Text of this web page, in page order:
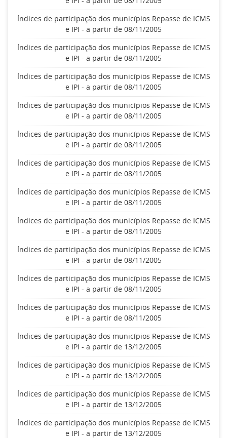
Índices de participação dos municípios Repasse de ICMS
e IPI - a partir de 08/11/2005
Índices de participação dos municípios Repasse de ICMS
e IPI - a partir de 08/11/2005
Índices de participação dos municípios Repasse de ICMS
e IPI - a partir de 08/11/2005
Índices de participação dos municípios Repasse de ICMS
e IPI - a partir de 08/11/2005
Índices de participação dos municípios Repasse de ICMS
e IPI - a partir de 08/11/2005
Índices de participação dos municípios Repasse de ICMS
e IPI - a partir de 08/11/2005
Índices de participação dos municípios Repasse de ICMS
e IPI - a partir de 08/11/2005
Índices de participação dos municípios Repasse de ICMS
e IPI - a partir de 08/11/2005
Índices de participação dos municípios Repasse de ICMS
e IPI - a partir de 08/11/2005
Índices de participação dos municípios Repasse de ICMS
e IPI - a partir de 08/11/2005
Índices de participação dos municípios Repasse de ICMS
e IPI - a partir de 08/11/2005
Índices de participação dos municípios Repasse de ICMS
e IPI - a partir de 13/12/2005
Índices de participação dos municípios Repasse de ICMS
e IPI - a partir de 13/12/2005
Índices de participação dos municípios Repasse de ICMS
e IPI - a partir de 13/12/2005
Índices de participação dos municípios Repasse de ICMS
e IPI - a partir de 13/12/2005